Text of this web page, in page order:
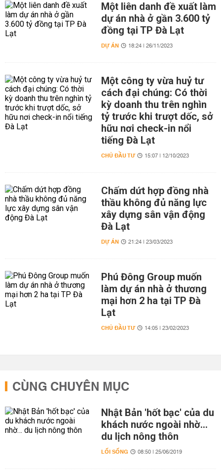
Một liên danh đề xuất làm
dự án nhà ở gần 3.600 tỷ
đồng tại TP Đà Lạt
DỰ ÁN 18:24 | 26/11/2023
Một công ty vừa huỷ tư
cách đại chúng: Có thời
kỳ doanh thu trên nghìn
tỷ trước khi trượt dốc, sở
hữu nơi check-in nổi
tiếng Đà Lạt
CHỦ ĐẦU TƯ 15:07 | 12/10/2023
Chấm dứt hợp đồng nhà
thầu không đủ năng lực
xây dựng sân vận động
Đà Lạt
DỰ ÁN 21:24 | 23/03/2023
Phú Đông Group muốn
làm dự án nhà ở thương
mại hơn 2 ha tại TP Đà
Lạt
CHỦ ĐẦU TƯ 14:05 | 23/02/2023
CÙNG CHUYÊN MỤC
Nhật Bản 'hốt bạc' của du
khách nước ngoài nhờ…
du lịch nông thôn
LỐI SỐNG 08:50 | 25/06/2019